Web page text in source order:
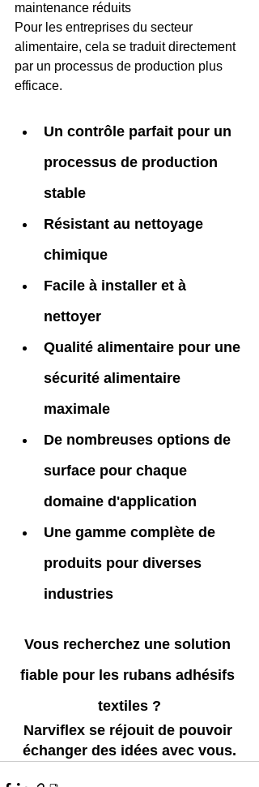
maintenance réduits
Pour les entreprises du secteur
alimentaire, cela se traduit directement
par un processus de production plus
efficace.
Un contrôle parfait pour un
processus de production
stable
Résistant au nettoyage
chimique
Facile à installer et à
nettoyer
Qualité alimentaire pour une
sécurité alimentaire
maximale
De nombreuses options de
surface pour chaque
domaine d'application
Une gamme complète de
produits pour diverses
industries
Vous recherchez une solution
fiable pour les rubans adhésifs
textiles ?
Narviflex se réjouit de pouvoir
échanger des idées avec vous.